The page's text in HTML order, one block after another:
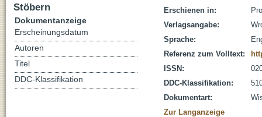
Erschienen in:
Verlagsangabe:
Sprache:
Referenz zum Volltext:
ISSN:
DDC-Klassifikation:
Dokumentart:
Zur Langanzeige
Stöbern
Dokumentanzeige
Erscheinungsdatum
Autoren
Titel
DDC-Klassifikation